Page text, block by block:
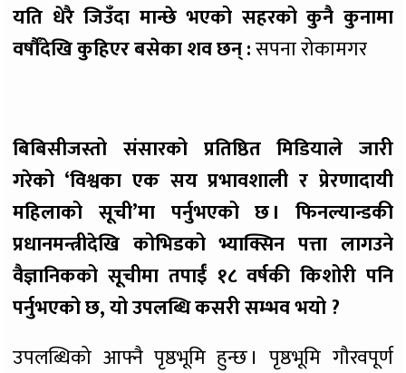
यति धेरै जिउँदा मान्छे भएको सहरको कुनै कुनामा
वर्षौँदेखि कुहिएर बसेका शव छन् :सपना रोकामगर
बिबिसीजस्तो संसारको प्रतिष्ठित मिडियाले जारी
गरेको ‘विश्वका एक सय प्रभावशाली र प्रेरणादायी
महिलाको सूची’मा पर्नुभएको छ । फिनल्यान्डकी
प्रधानमन्त्रीदेखि कोभिडको भ्याक्सिन पत्ता लागउने
वैज्ञानिकको सूचीमा तपाईं १८ वर्षकी किशोरी पनि
पर्नुभएको छ, यो उपलब्धि कसरी सम्भव भयो ?
उपलब्धिको आफ्नै पृष्ठभूमि हुन्छ । पृष्ठभूमि गौरवपूर्ण